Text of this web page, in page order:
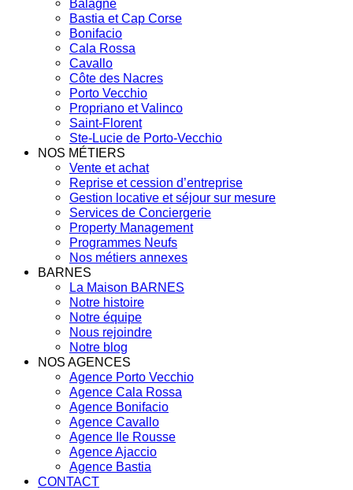
Balagne
Bastia et Cap Corse
Bonifacio
Cala Rossa
Cavallo
Côte des Nacres
Porto Vecchio
Propriano et Valinco
Saint-Florent
Ste-Lucie de Porto-Vecchio
NOS MÉTIERS
Vente et achat
Reprise et cession d’entreprise
Gestion locative et séjour sur mesure
Services de Conciergerie
Property Management
Programmes Neufs
Nos métiers annexes
BARNES
La Maison BARNES
Notre histoire
Notre équipe
Nous rejoindre
Notre blog
NOS AGENCES
Agence Porto Vecchio
Agence Cala Rossa
Agence Bonifacio
Agence Cavallo
Agence Ile Rousse
Agence Ajaccio
Agence Bastia
CONTACT